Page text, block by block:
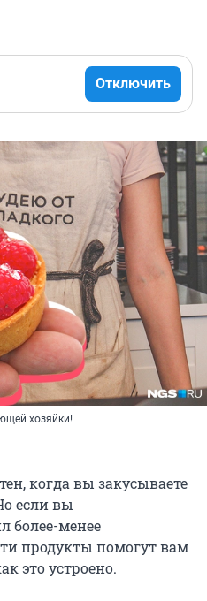
Отключить
хозяйки!
когда вы закусываете
если вы
более-менее
продукты помогут вам
это устроено.